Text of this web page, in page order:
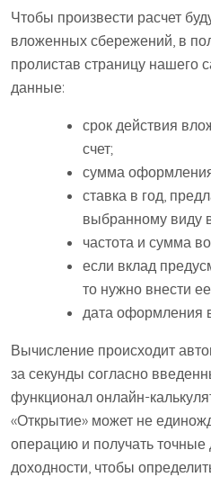
Чтобы произвести расчет
вложенных сбережений, в
пролистав страницу нашего
данные:
срок действия
счет;
сумма
ставка в год,
выбранному виду
частота и сумма
если вклад
то нужно внести
дата оформления
Вычисление происходит
за секунды согласно
функционал онлайн-
«Открытие» может не
операцию и получать
доходности, чтобы